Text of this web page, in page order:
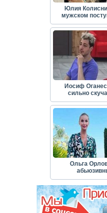
Юлия
мужском
Иосиф
сильно
Ольга